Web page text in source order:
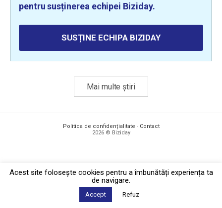
pentru susținerea echipei Biziday.
SUSȚINE ECHIPA BIZIDAY
Mai multe știri
Politica de confidențialitate · Contact
2026 © Biziday
Acest site foloseşte cookies pentru a îmbunătăți experiența ta
de navigare.
Accept Refuz